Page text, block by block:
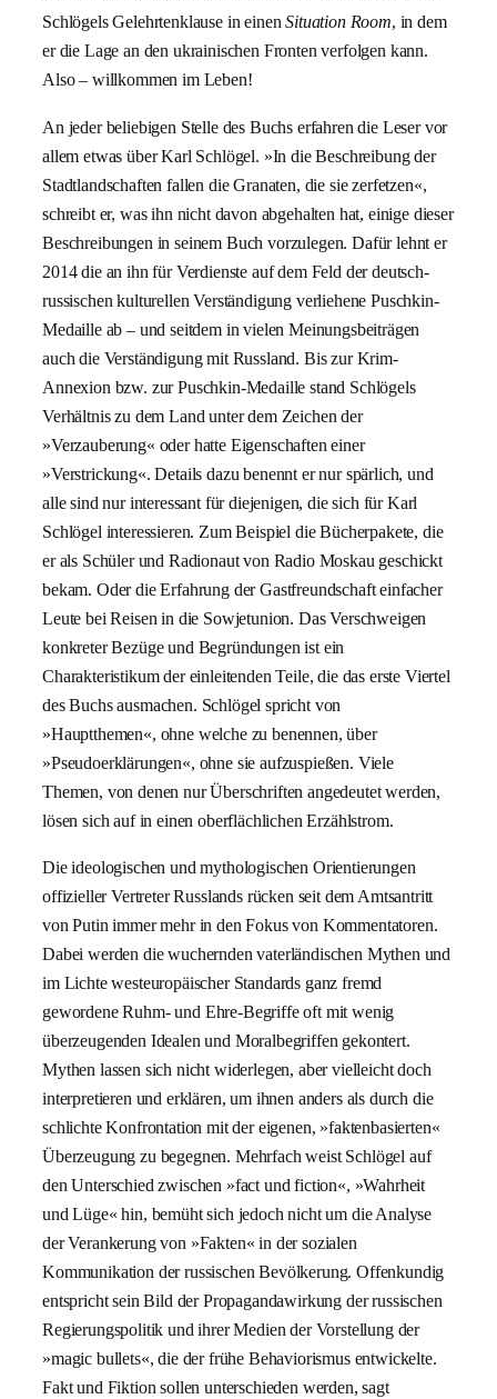
Schlögels Gelehrtenklause in einenSituation Room, in dem
er die Lage an den ukrainischen Fronten verfolgen kann.
Also – willkommen im Leben!
An jeder beliebigen Stelle des Buchs erfahren die Leser vor
allem etwas über Karl Schlögel. »In die Beschreibung der
Stadtlandschaften fallen die Granaten, die sie zerfetzen«,
schreibt er, was ihn nicht davon abgehalten hat, einige dieser
Beschreibungen in seinem Buch vorzulegen. Dafür lehnt er
2014 die an ihn für Verdienste auf dem Feld der deutsch-
russischen kulturellen Verständigung verliehene Puschkin-
Medaille ab – und seitdem in vielen Meinungsbeiträgen
auch die Verständigung mit Russland. Bis zur Krim-
Annexion bzw. zur Puschkin-Medaille stand Schlögels
Verhältnis zu dem Land unter dem Zeichen der
»Verzauberung« oder hatte Eigenschaften einer
»Verstrickung«. Details dazu benennt er nur spärlich, und
alle sind nur interessant für diejenigen, die sich für Karl
Schlögel interessieren. Zum Beispiel die Bücherpakete, die
er als Schüler und Radionaut von Radio Moskau geschickt
bekam. Oder die Erfahrung der Gastfreundschaft einfacher
Leute bei Reisen in die Sowjetunion. Das Verschweigen
konkreter Bezüge und Begründungen ist ein
Charakteristikum der einleitenden Teile, die das erste Viertel
des Buchs ausmachen. Schlögel spricht von
»Hauptthemen«, ohne welche zu benennen, über
»Pseudoerklärungen«, ohne sie aufzuspießen. Viele
Themen, von denen nur Überschriften angedeutet werden,
lösen sich auf in einen oberflächlichen Erzählstrom.
Die ideologischen und mythologischen Orientierungen
offizieller Vertreter Russlands rücken seit dem Amtsantritt
von Putin immer mehr in den Fokus von Kommentatoren.
Dabei werden die wuchernden vaterländischen Mythen und
im Lichte westeuropäischer Standards ganz fremd
gewordene Ruhm- und Ehre-Begriffe oft mit wenig
überzeugenden Idealen und Moralbegriffen gekontert.
Mythen lassen sich nicht widerlegen, aber vielleicht doch
interpretieren und erklären, um ihnen anders als durch die
schlichte Konfrontation mit der eigenen, »faktenbasierten«
Überzeugung zu begegnen. Mehrfach weist Schlögel auf
den Unterschied zwischen »fact und fiction«, »Wahrheit
und Lüge« hin, bemüht sich jedoch nicht um die Analyse
der Verankerung von »Fakten« in der sozialen
Kommunikation der russischen Bevölkerung. Offenkundig
entspricht sein Bild der Propagandawirkung der russischen
Regierungspolitik und ihrer Medien der Vorstellung der
»magic bullets«, die der frühe Behaviorismus entwickelte.
Fakt und Fiktion sollen unterschieden werden, sagt